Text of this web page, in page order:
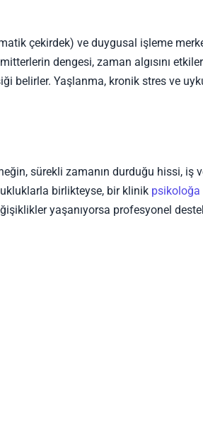
çekirdek) ve duygusal işleme
dengesi, zaman algısını
belirler. Yaşlanma, kronik stres ve
sürekli zamanın durduğu hissi, iş
birlikteyse, bir klinik psikoloğa
yaşanıyorsa profesyonel